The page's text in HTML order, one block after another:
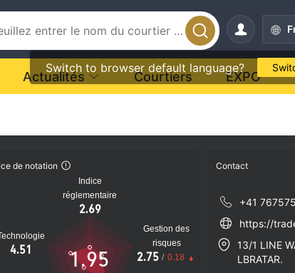
Switch to browser default language?
Actualités Courtiers EXPO
de notation
Indice
réglementaire
2.69
4.51
Gestion des
risques
2.75 / 0.18
1.95
Contact
+41
https://
13/1 LINE
LBRATAR.